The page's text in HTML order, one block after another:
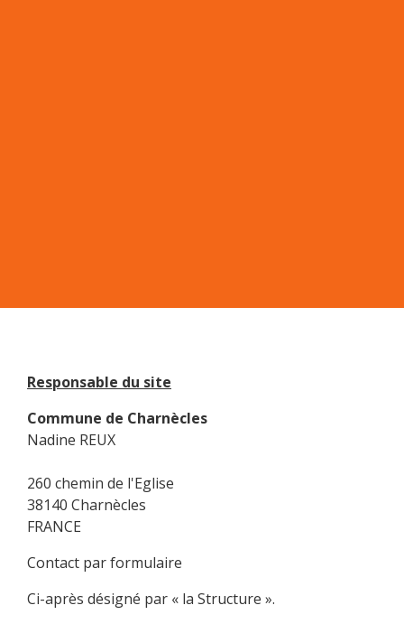
Responsable du site
Commune de Charnècles
Nadine REUX
260 chemin de l'Eglise
38140 Charnècles
FRANCE
Contact par formulaire
Ci-après désigné par « la Structure ».